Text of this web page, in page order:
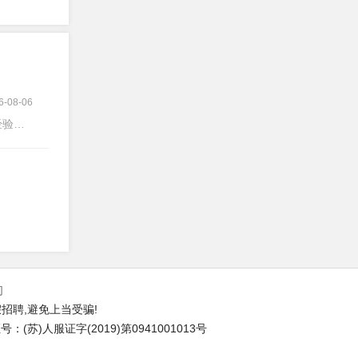
08-06
限
聘,避免上当受骗!
：(苏)人服证字(2019)第0941001013号